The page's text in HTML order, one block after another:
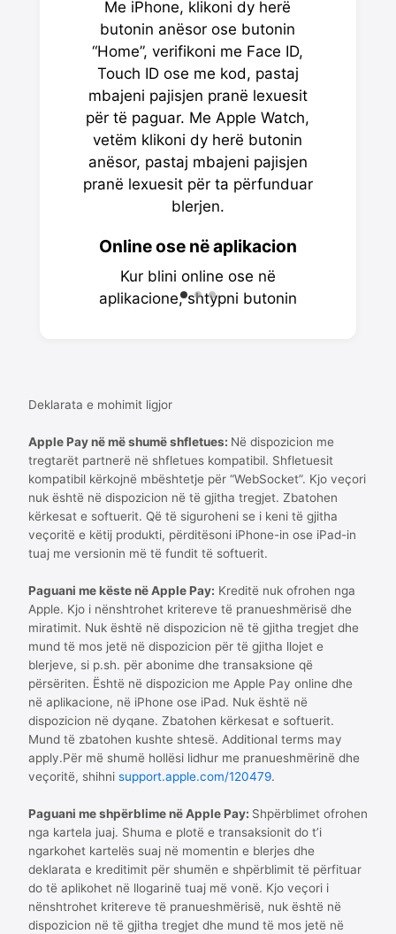
Me iPhone, klikoni dy herë
butonin anësor ose butonin
“Home”, verifikoni me Face ID,
Touch ID ose me kod, pastaj
mbajeni pajisjen pranë lexuesit
për të paguar. Me Apple Watch,
vetëm klikoni dy herë butonin
anësor, pastaj mbajeni pajisjen
pranë lexuesit për ta përfunduar
blerjen.
Online ose në aplikacion
Kur blini online ose në
aplikacione, shtypni butonin
Deklarata e mohimit ligjor
Apple Pay në më shumë shfletues: Në dispozicion me
tregtarët partnerë në shfletues kompatibil. Shfletuesit
kompatibil kërkojnë mbështetje për “WebSocket”. Kjo veçori
nuk është në dispozicion në të gjitha tregjet. Zbatohen
kërkesat e softuerit. Që të siguroheni se i keni të gjitha
veçoritë e këtij produkti, përditësoni iPhone-in ose iPad-in
tuaj me versionin më të fundit të softuerit.
Paguani me këste në Apple Pay: Kreditë nuk ofrohen nga
Apple. Kjo i nënshtrohet kritereve të pranueshmërisë dhe
miratimit. Nuk është në dispozicion në të gjitha tregjet dhe
mund të mos jetë në dispozicion për të gjitha llojet e
blerjeve, si p.sh. për abonime dhe transaksione që
përsëriten. Është në dispozicion me Apple Pay online dhe
në aplikacione, në iPhone ose iPad. Nuk është në
dispozicion në dyqane. Zbatohen kërkesat e softuerit.
Mund të zbatohen kushte shtesë. Additional terms may
apply.Për më shumë hollësi lidhur me pranueshmërinë dhe
veçoritë, shihni support.apple.com/120479.
Paguani me shpërblime në Apple Pay: Shpërblimet ofrohen
nga kartela juaj. Shuma e plotë e transaksionit do t’i
ngarkohet kartelës suaj në momentin e blerjes dhe
deklarata e kreditimit për shumën e shpërblimit të përfituar
do të aplikohet në llogarinë tuaj më vonë. Kjo veçori i
nënshtrohet kritereve të pranueshmërisë, nuk është në
dispozicion në të gjitha tregjet dhe mund të mos jetë në